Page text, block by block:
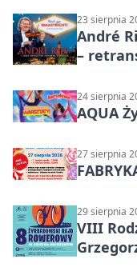
23 sierpnia
André
–
24 sierpnia
AQUA
27 sierpnia
29 sierpnia
VIII